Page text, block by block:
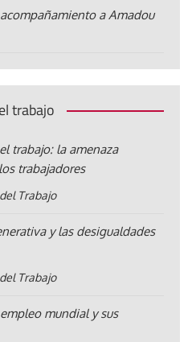
a Amadou
trabajo
trabajo: la amenaza
trabajadores
Trabajo
y las desigualdades
Trabajo
mundial y sus